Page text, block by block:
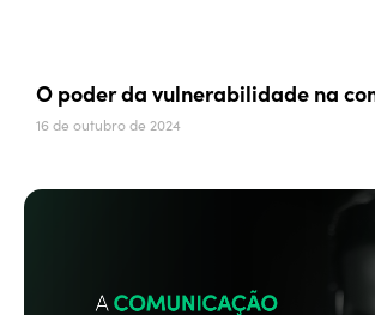
O poder da vulnerabilidade na
16 de outubro de 2024